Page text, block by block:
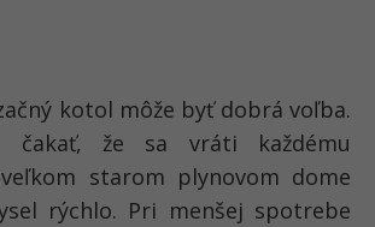
kotol môže byť dobrá voľba.
čakať, že sa vráti každému
starom plynovom dome
rýchlo. Pri menšej spotrebe